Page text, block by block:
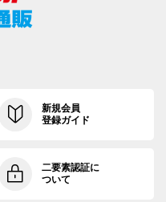
新規会員
登録ガイド
二要素認証に
ついて